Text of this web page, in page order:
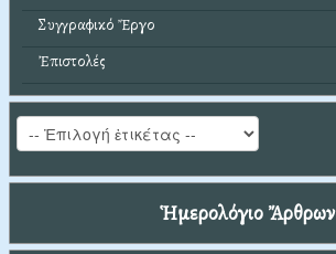
Συγγραφικό Ἔργο
Ἐπιστολές
Ἡμερολόγιο Ἄρθρων